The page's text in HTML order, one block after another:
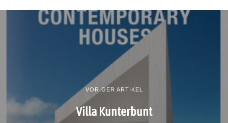
VORIGER ARTIKEL
Villa Kunterbunt